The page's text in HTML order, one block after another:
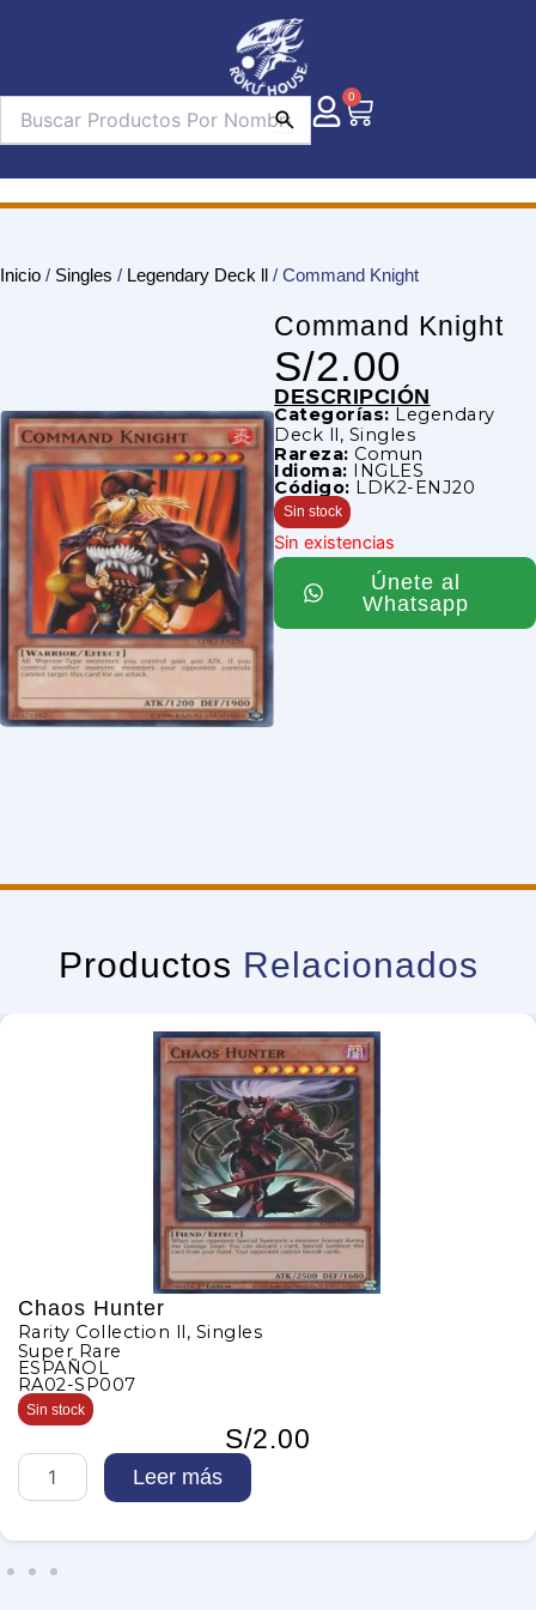
0
Carrito
Inicio / Singles / Legendary Deck ll / Command Knight
Command Knight
S/2.00
DESCRIPCIÓN
Categorías: Legendary
Deck ll, Singles
Rareza: Comun
Idioma: INGLES
Código: LDK2-ENJ20
Sin stock
Sin existencias
Únete al
Whatsapp
Productos Relacionados
Chaos Hunter
Rarity Collection ll, Singles
Super Rare
ESPAÑOL
RA02-SP007
Sin stock
S/2.00
C
Leer más